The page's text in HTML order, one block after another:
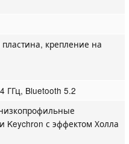
крепление на
ГГц, Bluetooth 5.2
Keychron с эффектом Холла